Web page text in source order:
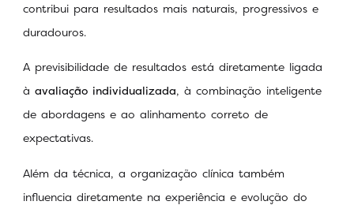
contribui para resultados mais naturais, progressivos e
duradouros.
A previsibilidade de resultados está diretamente ligada
à avaliação individualizada, à combinação inteligente
de abordagens e ao alinhamento correto de
expectativas.
Além da técnica, a organização clínica também
influencia diretamente na experiência e evolução do